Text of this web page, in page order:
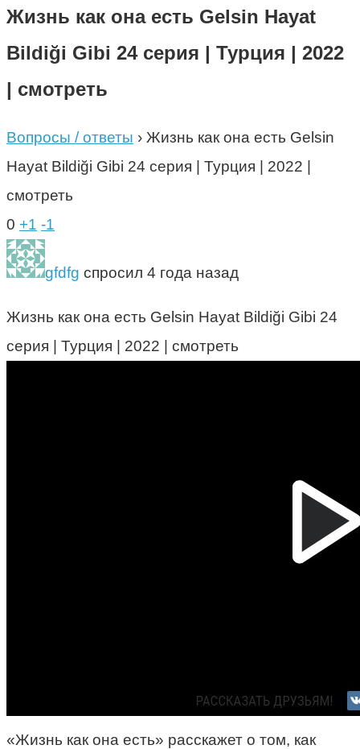
Жизнь как она есть Gelsin Hayat
Bildiği Gibi 24 серия | Турция | 2022
| смотреть
Вопросы / ответы › Жизнь как она есть Gelsin
Hayat Bildiği Gibi 24 серия | Турция | 2022 |
смотреть
0 +1 -1
gfdfg спросил 4 года назад
Жизнь как она есть Gelsin Hayat Bildiği Gibi 24
серия | Турция | 2022 | смотреть
«Жизнь как она есть» расскажет о том, как